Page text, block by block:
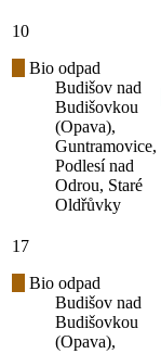
10
Bio odpad
Budišov nad
Budišovkou
(Opava),
Guntramovice,
Podlesí nad
Odrou, Staré
Oldřůvky
17
Bio odpad
Budišov nad
Budišovkou
(Opava),